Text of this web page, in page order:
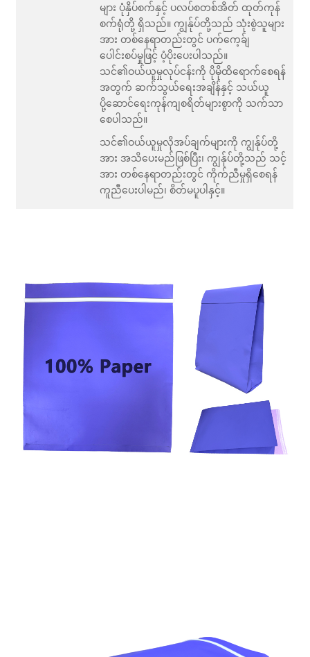
များ ပုံနှိပ်စက်နှင့် ပလပ်စတစ်အိတ် ထုတ်ကုန်
စက်ရုံတို့ ရှိသည်။ ကျွန်ုပ်တို့သည် သုံးစွဲသူများ
အား တစ်နေရာတည်းတွင် ပက်ကေ့ခ်ျ
ပေါင်းစပ်မှုဖြင့် ပံ့ပိုးပေးပါသည်။
သင်၏ဝယ်ယူမှုလုပ်ငန်းကို ပိုမိုထိရောက်စေရန်
အတွက် ဆက်သွယ်ရေးအချိန်နှင့် သယ်ယူ
ပို့ဆောင်ရေးကုန်ကျစရိတ်များစွာကို သက်သာ
စေပါသည်။
သင်၏ဝယ်ယူမှုလိုအပ်ချက်များကို ကျွန်ုပ်တို့
အား အသိပေးမည်ဖြစ်ပြီး၊ ကျွန်ုပ်တို့သည် သင့်
အား တစ်နေရာတည်းတွင် ကိုက်ညီမှုရှိစေရန်
ကူညီပေးပါမည်၊ စိတ်မပူပါနှင့်။